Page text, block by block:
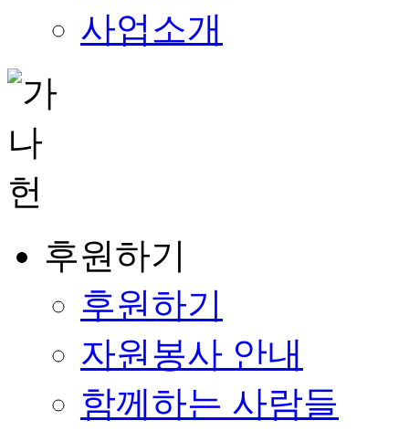
사업소개
후원하기
후원하기
자원봉사 안내
함께하는 사람들